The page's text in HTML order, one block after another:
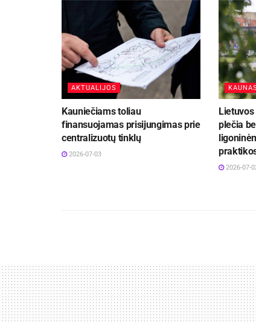
AKTUALIJOS
Kauniečiams toliau
finansuojamas prisijungimas prie
centralizuotų tinklų
2026-07-03
KAUNAS
plečia
2026-07-